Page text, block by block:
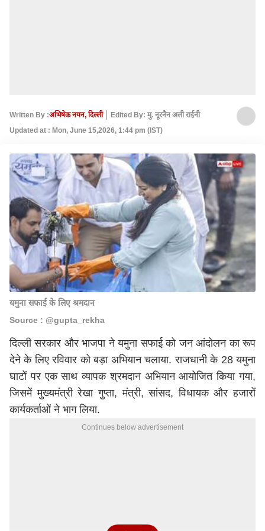
Written By :अभिषेक नयन, दिल्ली
Edited By: मु. नूरनैन अली राईनी
Updated at : Mon, June 15,2026, 1:44 pm (IST)
यमुना सफाई के लिए श्रमदान
Source : @gupta_rekha
दिल्ली सरकार और भाजपा ने यमुना सफाई को जन आंदोलन का रूप
देने के लिए रविवार को बड़ा अभियान चलाया. राजधानी के 28 यमुना
घाटों पर एक साथ व्यापक श्रमदान अभियान आयोजित किया गया,
जिसमें मुख्यमंत्री रेखा गुप्ता, मंत्री, सांसद, विधायक और हजारों
कार्यकर्ताओं ने भाग लिया.
Continues below advertisement